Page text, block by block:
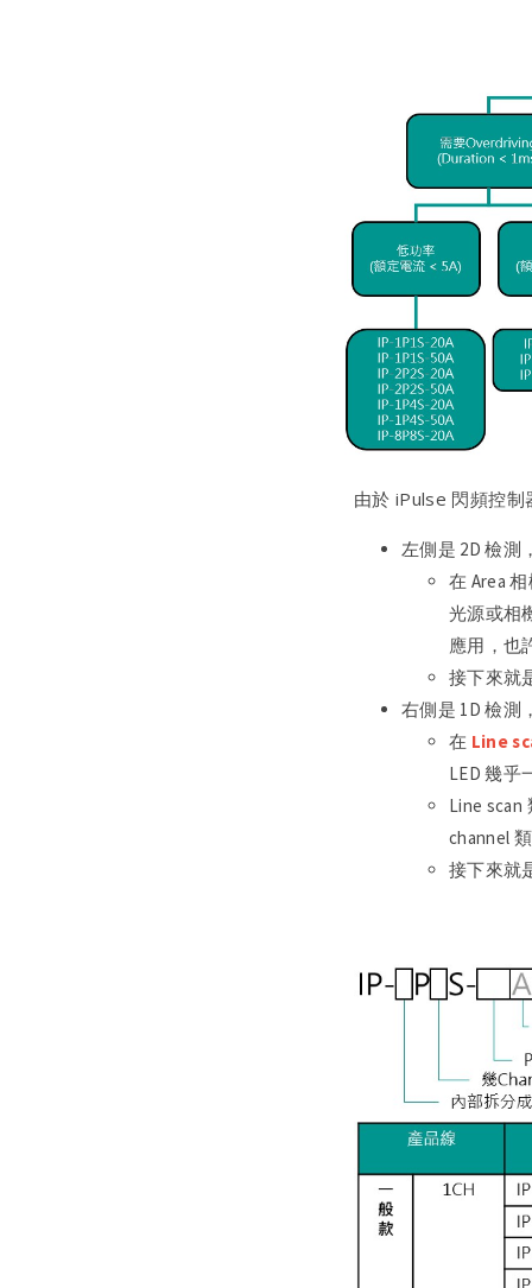
由於 iPulse 閃頻控
左側是 2D 檢測
在 Area
光源或相
應用，也
接下來就
右側是 1D 檢測
在 Line
LED 幾乎
Line scan
channel
接下來就